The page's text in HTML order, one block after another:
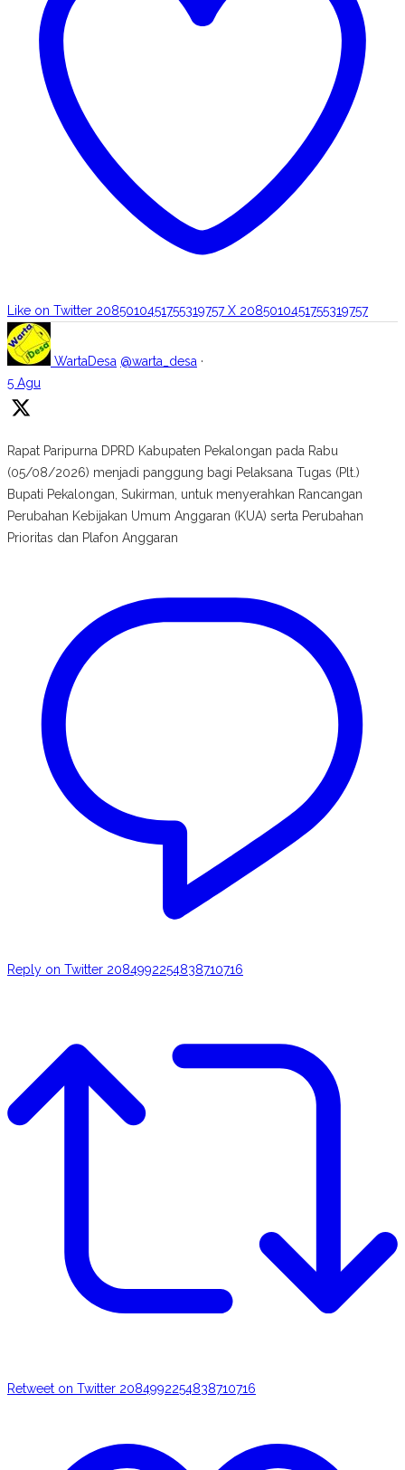
Like on Twitter 2085010451755319757 X 2085010451755319757
WartaDesa @warta_desa ·
5 Agu
Rapat Paripurna DPRD Kabupaten Pekalongan pada Rabu
(05/08/2026) menjadi panggung bagi Pelaksana Tugas (Plt.)
Bupati Pekalongan, Sukirman, untuk menyerahkan Rancangan
Perubahan Kebijakan Umum Anggaran (KUA) serta Perubahan
Prioritas dan Plafon Anggaran
Reply on Twitter 2084992254838710716
Retweet on Twitter 2084992254838710716